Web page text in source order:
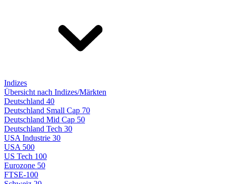
Indizes
Übersicht nach Indizes/Märkten
Deutschland 40
Deutschland Small Cap 70
Deutschland Mid Cap 50
Deutschland Tech 30
USA Industrie 30
USA 500
US Tech 100
Eurozone 50
FTSE-100